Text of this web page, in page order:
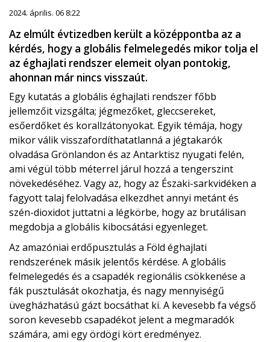
2024. április. 06 8:22
Az elmúlt évtizedben került a középpontba az a
kérdés, hogy a globális felmelegedés mikor tolja el
az éghajlati rendszer elemeit olyan pontokig,
ahonnan már nincs visszaút.
Egy kutatás a globális éghajlati rendszer főbb
jellemzőit vizsgálta; jégmezőket, gleccsereket,
esőerdőket és korallzátonyokat. Egyik témája, hogy
mikor válik visszafordíthatatlanná a jégtakarók
olvadása Grönlandon és az Antarktisz nyugati felén,
ami végül több méterrel járul hozzá a tengerszint
növekedéséhez. Vagy az, hogy az Északi-sarkvidéken a
fagyott talaj felolvadása elkezdhet annyi metánt és
szén-dioxidot juttatni a légkörbe, hogy az brutálisan
megdobja a globális kibocsátási egyenleget.
Az amazóniai erdőpusztulás a Föld éghajlati
rendszerének másik jelentős kérdése. A globális
felmelegedés és a csapadék regionális csökkenése a
fák pusztulását okozhatja, és nagy mennyiségű
üvegházhatású gázt bocsáthat ki. A kevesebb fa végső
soron kevesebb csapadékot jelent a megmaradók
számára, ami egy ördögi kört eredményez.